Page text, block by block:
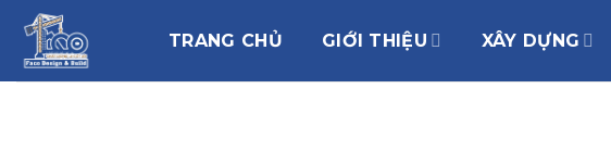
Chuyển
đến
nội
TRANG CHỦ GIỚI THIỆU XÂY DỰNG